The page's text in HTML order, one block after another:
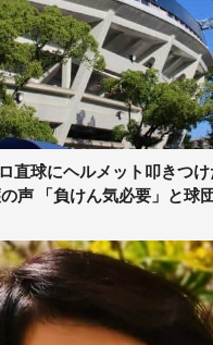
直球にヘルメット叩きつ
声 「負けん気必要」と球